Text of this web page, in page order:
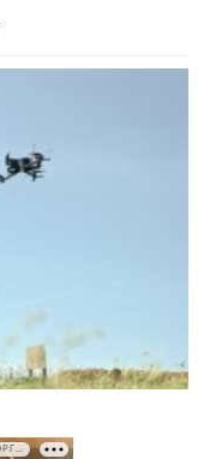
РЕКЛАМА • ООО СТРОИТЕЛЬНЫЙ ТОРГОВЫЙ ДОМ «ПЕТРОВИЧ». ИНН: 7802348846